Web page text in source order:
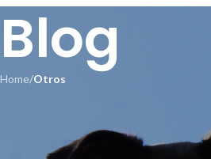
Blog
Home/Otros